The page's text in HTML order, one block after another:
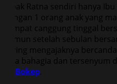
Mbak Ratna sendiri hanya
dengan 1 orang anak yang
sempat canggung tinggal
namun setelah sebulan
sering mengajaknya
bisa bahagia dan tersenyum
Bokep.